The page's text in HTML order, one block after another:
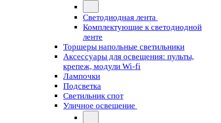
Светодиодная лента
Комплектующие к светодиодной
ленте
Торшеры напольные светильники
Аксессуары для освещения: пульты,
крепеж, модули Wi-fi
Лампочки
Подсветка
Светильник спот
Уличное освещение